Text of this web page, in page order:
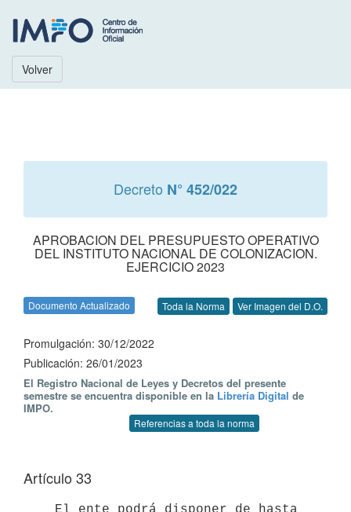
Volver
Decreto N° 452/022
APROBACION DEL PRESUPUESTO OPERATIVO
DEL INSTITUTO NACIONAL DE COLONIZACION.
EJERCICIO 2023
Documento Actualizado Toda la Norma Ver Imagen del D.O.
Promulgación: 30/12/2022
Publicación: 26/01/2023
El Registro Nacional de Leyes y Decretos del presente
semestre se encuentra disponible en la Librería Digital de
IMPO.
Referencias a toda la norma
Artículo 33